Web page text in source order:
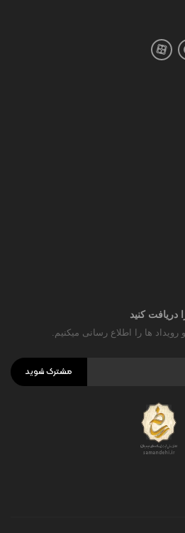
دریافت کنید
ها را اطلاع رسانی میکنیم.
مشترک شوید